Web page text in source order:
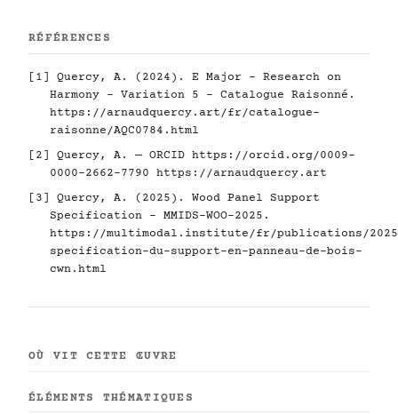
RÉFÉRENCES
[1] Quercy, A. (2024). E Major - Research on
Harmony - Variation 5 - Catalogue Raisonné.
https://arnaudquercy.art/fr/catalogue-
raisonne/AQC0784.html
[2] Quercy, A. — ORCID https://orcid.org/0009-
0000-2662-7790
https://arnaudquercy.art
[3] Quercy, A. (2025). Wood Panel Support
Specification - MMIDS-WOO-2025.
https://multimodal.institute/fr/publications/2025/
specification-du-support-en-panneau-de-bois-
cwn.html
OÙ VIT CETTE ŒUVRE
ÉLÉMENTS THÉMATIQUES